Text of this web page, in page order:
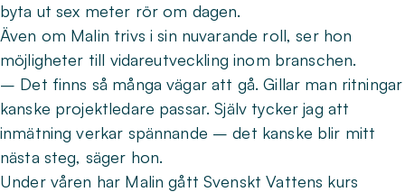
byta ut sex meter rör om dagen.
Även om Malin trivs i sin nuvarande roll, ser hon
möjligheter till vidareutveckling inom branschen.
– Det finns så många vägar att gå. Gillar man ritningar
kanske projektledare passar. Själv tycker jag att
inmätning verkar spännande – det kanske blir mitt
nästa steg, säger hon.
Under våren har Malin gått Svenskt Vattens kurs